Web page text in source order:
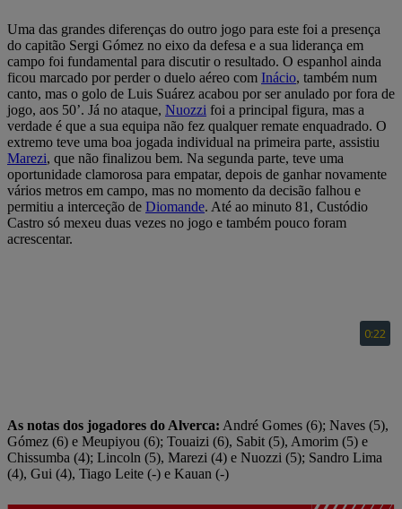
Uma das grandes diferenças do outro jogo para este foi a presença
do capitão Sergi Gómez no eixo da defesa e a sua liderança em
campo foi fundamental para discutir o resultado. O espanhol ainda
ficou marcado por perder o duelo aéreo com Inácio, também num
canto, mas o golo de Luis Suárez acabou por ser anulado por fora de
jogo, aos 50’. Já no ataque, Nuozzi foi a principal figura, mas a
verdade é que a sua equipa não fez qualquer remate enquadrado. O
extremo teve uma boa jogada individual na primeira parte, assistiu
Marezi, que não finalizou bem. Na segunda parte, teve uma
oportunidade clamorosa para empatar, depois de ganhar novamente
vários metros em campo, mas no momento da decisão falhou e
permitiu a interceção de Diomande. Até ao minuto 81, Custódio
Castro só mexeu duas vezes no jogo e também pouco foram
acrescentar.
As notas dos jogadores do Alverca: André Gomes (6); Naves (5),
Gómez (6) e Meupiyou (6); Touaizi (6), Sabit (5), Amorim (5) e
Chissumba (4); Lincoln (5), Marezi (4) e Nuozzi (5); Sandro Lima
(4), Gui (4), Tiago Leite (-) e Kauan (-)